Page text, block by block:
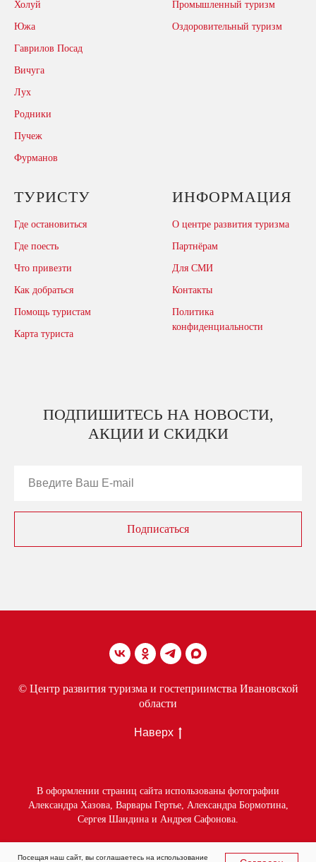
Холуй
Южа
Гаврилов Посад
Вичуга
Лух
Родники
Пучеж
Фурманов
Промышленный туризм
Оздоровительный туризм
ТУРИСТУ
Где остановиться
Где поесть
Что привезти
Как добраться
Помощь туристам
Карта туриста
ИНФОРМАЦИЯ
О центре развития туризма
Партнёрам
Для СМИ
Контакты
Политика
конфиденциальности
ПОДПИШИТЕСЬ НА НОВОСТИ,
АКЦИИ И СКИДКИ
Подписаться
© Центр развития туризма и гостеприимства Ивановской
области
Наверх
В оформлении страниц сайта использованы фотографии
Александра Хазова, Варвары Гертье, Александра Бормотина,
Сергея Шандина и Андрея Сафонова.
Посещая наш сайт, вы соглашаетесь на использование